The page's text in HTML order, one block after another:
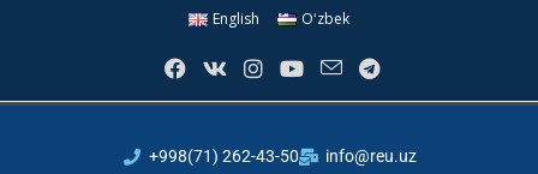
English Oʻzbek
+998(71) 262-43-50 info@reu.uz